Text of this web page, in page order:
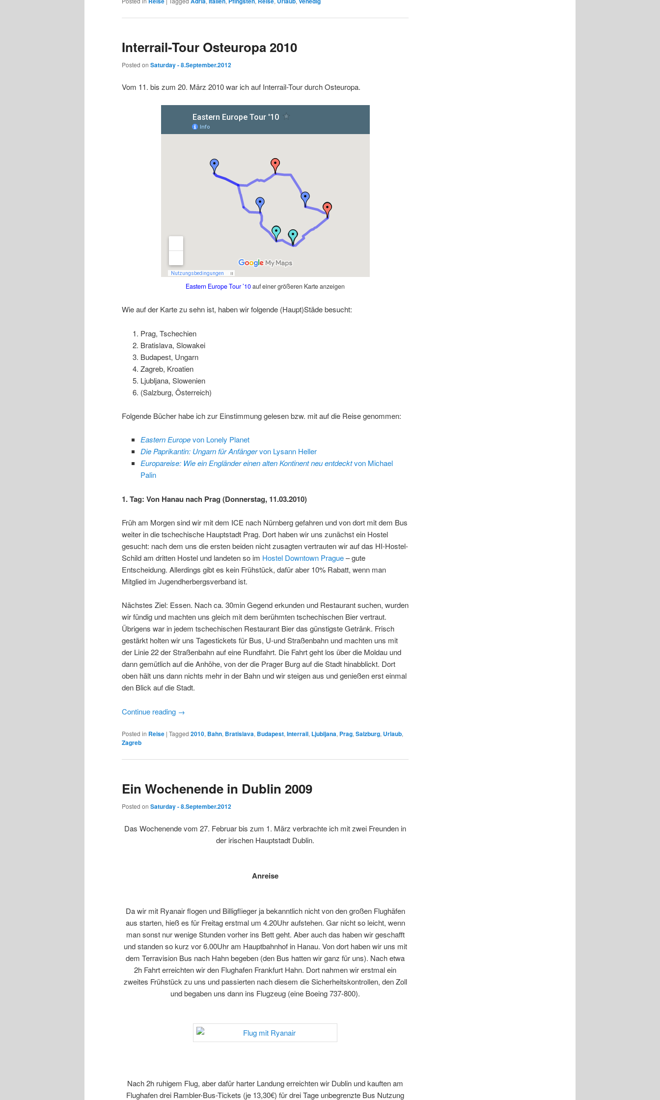
Interrail-Tour Osteuropa 2010
Posted on Saturday - 8.September.2012
Vom 11. bis zum 20. März 2010 war ich auf Interrail-Tour durch Osteuropa.
Eastern Europe Tour ’10auf einer größeren Karte anzeigen
Wie auf der Karte zu sehn ist, haben wir folgende (Haupt)Städe besucht:
Prag, Tschechien
Bratislava, Slowakei
Budapest, Ungarn
Zagreb, Kroatien
Ljubljana, Slowenien
(Salzburg, Österreich)
Folgende Bücher habe ich zur Einstimmung gelesen bzw. mit auf die Reise genommen:
Eastern Europevon Lonely Planet
Die Paprikantin: Ungarn für Anfängervon Lysann Heller
Europareise: Wie ein Engländer einen alten Kontinent neu entdecktvon Michael
Palin
1. Tag: Von Hanau nach Prag (Donnerstag, 11.03.2010)
Früh am Morgen sind wir mit dem ICE nach Nürnberg gefahren und von dort mit dem Bus
weiter in die tschechische Hauptstadt Prag. Dort haben wir uns zunächst ein Hostel
gesucht: nach dem uns die ersten beiden nicht zusagten vertrauten wir auf das HI-Hostel-
Schild am dritten Hostel und landeten so im Hostel Downtown Prague– gute
Entscheidung. Allerdings gibt es kein Frühstück, dafür aber 10% Rabatt, wenn man
Mitglied im Jugendherbergsverband ist.
Nächstes Ziel: Essen. Nach ca. 30min Gegend erkunden und Restaurant suchen, wurden
wir fündig und machten uns gleich mit dem berühmten tschechischen Bier vertraut.
Übrigens war in jedem tschechischen Restaurant Bier das günstigste Getränk. Frisch
gestärkt holten wir uns Tagestickets für Bus, U-und Straßenbahn und machten uns mit
der Linie 22 der Straßenbahn auf eine Rundfahrt. Die Fahrt geht los über die Moldau und
dann gemütlich auf die Anhöhe, von der die Prager Burg auf die Stadt hinabblickt. Dort
oben hält uns dann nichts mehr in der Bahn und wir steigen aus und genießen erst einmal
den Blick auf die Stadt.
Continue reading →
Posted in Reise | Tagged 2010, Bahn, Bratislava, Budapest, Interrail, Ljubljana, Prag, Salzburg, Urlaub,
Zagreb
Ein Wochenende in Dublin 2009
Posted on Saturday - 8.September.2012
Das Wochenende vom 27. Februar bis zum 1. März verbrachte ich mit zwei Freunden in
der irischen Hauptstadt Dublin.
Anreise
Da wir mit Ryanair flogen und Billigflieger ja bekanntlich nicht von den großen Flughäfen
aus starten, hieß es für Freitag erstmal um 4.20Uhr aufstehen. Gar nicht so leicht, wenn
man sonst nur wenige Stunden vorher ins Bett geht. Aber auch das haben wir geschafft
und standen so kurz vor 6.00Uhr am Hauptbahnhof in Hanau. Von dort haben wir uns mit
dem Terravision Bus nach Hahn begeben (den Bus hatten wir ganz für uns). Nach etwa
2h Fahrt erreichten wir den Flughafen Frankfurt Hahn. Dort nahmen wir erstmal ein
zweites Frühstück zu uns und passierten nach diesem die Sicherheitskontrollen, den Zoll
und begaben uns dann ins Flugzeug (eine Boeing 737-800).
Nach 2h ruhigem Flug, aber dafür harter Landung erreichten wir Dublin und kauften am
Flughafen drei Rambler-Bus-Tickets (je 13,30€) für drei Tage unbegrenzte Bus Nutzung